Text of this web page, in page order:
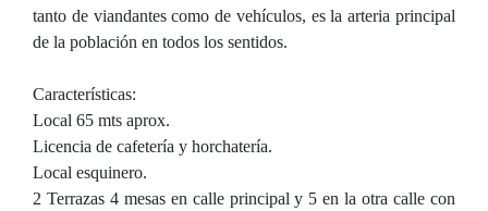
tanto de viandantes como de vehículos, es la arteria principal
de la población en todos los sentidos.
Características:
Local 65 mts aprox.
Licencia de cafetería y horchatería.
Local esquinero.
2 Terrazas 4 mesas en calle principal y 5 en la otra calle con